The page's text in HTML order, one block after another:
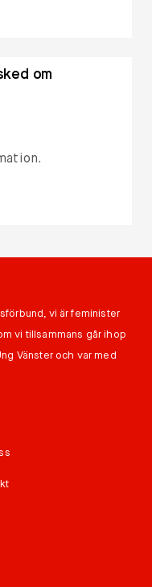
om
vi är feminister
vi tillsammans går ihop
Vänster och var med